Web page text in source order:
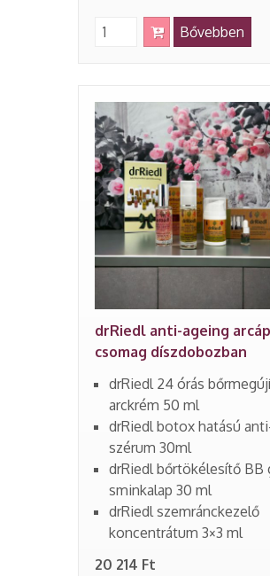
Bővebben
drRiedl anti-ageing
csomag díszdobozban
drRiedl 24 órás
arckrém 50 ml
drRiedl botox hatású
szérum 30ml
drRiedl bőrtökélesítő BB
sminkalap 30 ml
drRiedl szemránckezelő
koncentrátum 3×3 ml
20 214 Ft